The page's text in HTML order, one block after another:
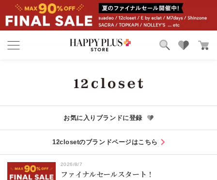
お気に入り
お気に入りブランドに登録
12closetのブランドページはこちら
2026/8/7
ファイナルセールスタート！